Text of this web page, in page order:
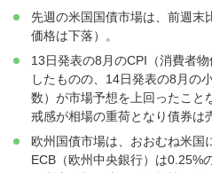
先週の米国国債市場は、前週末
価格は下落）。
13日発表の8月のCPI（消費者
したものの、14日発表の8月の
数）が市場予想を上回ったこと
戒感が相場の重荷となり債券は
欧州国債市場は、おおむね米国
ECB（欧州中央銀行）は0.25%